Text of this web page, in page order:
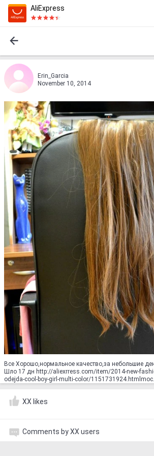
AliExpress
Erin_Garcia
November 10, 2014
Все Хорошо,нормальное качество,за небольшие
Шло 17 дн http://aliexrress.com/item/2014-new-
odejda-cool-
XX likes
Comments by XX users